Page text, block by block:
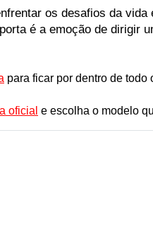
os desafios da
é a emoção de dirigir
para ficar por dentro de
oficial e escolha o modelo